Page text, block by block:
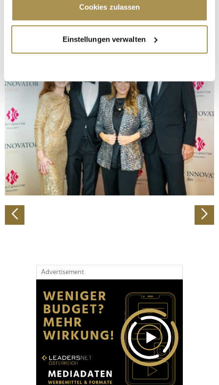
Trigger Symbol ändern oder widerrufen
Informationen über Ihre geografische Lage
erfassen, welche bis auf einige Meter genau sein
bestimmten Merkmalen (Fingerprinting) identifizieren
Erfahren Sie mehr darüber, wie Ihre persönlichen Daten
verarbeitet werden, und legen Sie Ihre Präferenzen im
Abschnitt Einzelheiten
fest.
Wir verwenden Cookies, um Inhalte und Anzeigen zu
personalisieren, Funktionen für soziale Medien anbieten
zu können und die Zugriffe auf unsere Website zu
analysieren. Außerdem geben wir Informationen zu Ihrer
Verwendung unserer Website an unsere Partner für
soziale Medien, Werbung und Analysen weiter. Unsere
Partner führen diese Informationen möglicherweise mit
Cookies zulassen
Einstellungen verwalten
Advertisement